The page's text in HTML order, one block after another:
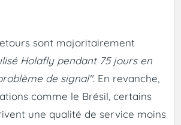
sont majoritairement
Holafly pendant 75 jours en
de signal". En revanche,
comme le Brésil, certains
une qualité de service moins